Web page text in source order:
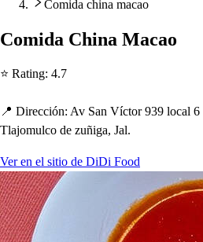
Comida china macao
Comida China Macao
⭐ Rating: 4.7
📍 Dirección: Av San Víctor 939 local
Tlajomulco de zuñiga, Jal.
Ver en el sitio de DiDi Food